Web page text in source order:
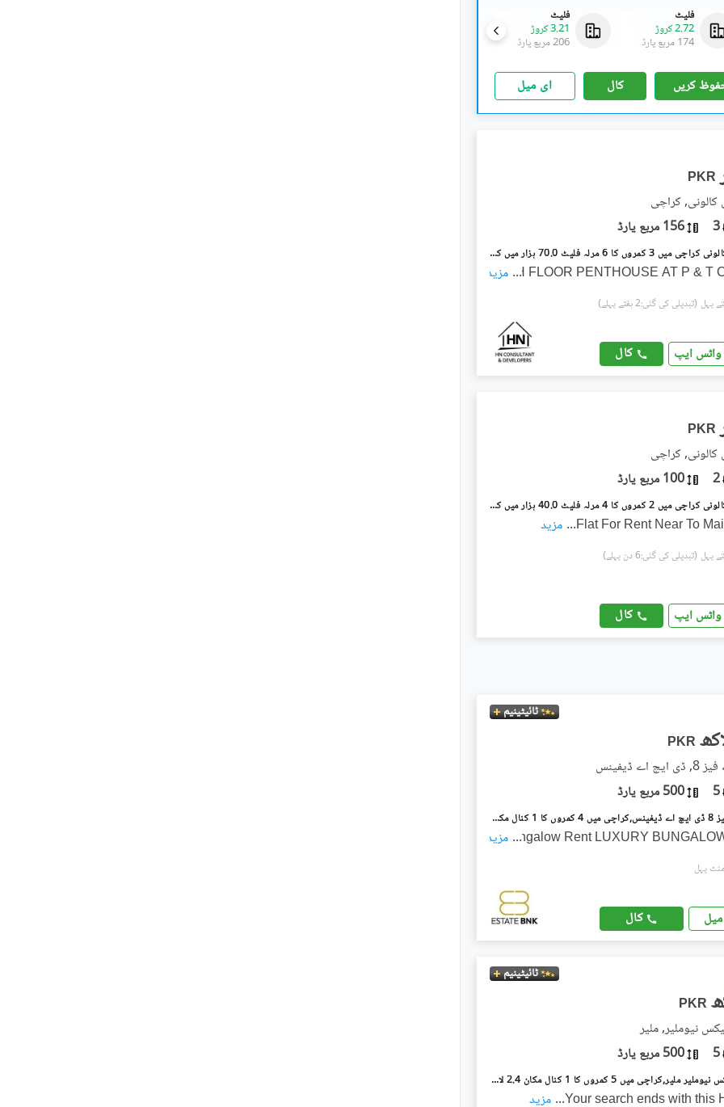
فلیٹ
3.21 کروڑ
206 مربع یارڈ
فلیٹ
2.72 کروڑ
174 مربع یارڈ
کریں کال ای میل
PKR
کالونی, کراچی
3 156 مربع یارڈ
پی اینڈ ٹی کالونی کراچی میں 3 کمروں کا 6 مرلہ فلیٹ 70.0 ہزار میں کرایہ پر دستیاب ہے۔
4TH FLOOR PENTHOUSE AT P & T
... مزید
(تبدیلی کی گئی:2 ہفتے پہلے)
واٹس ایپ کال
PKR
کالونی, کراچی
2 100 مربع یارڈ
پی اینڈ ٹی کالونی کراچی میں 2 کمروں کا 4 مرلہ فلیٹ 40.0 ہزار میں کرایہ پر دستیاب ہے۔
Flat For Rent Near To
... مزید
(تبدیلی کی گئی:6 دن پہلے)
واٹس ایپ کال
ٹائیٹینیم
PKR
ڈیفینس
5 500 مربع یارڈ
ڈی ایچ اے فیز 8 ڈی ایچ اے ڈیفینس,کراچی میں 4 کمروں کا 1 کنال مکان 6.75 لاکھ میں کرایہ پر دستیاب ہے۔
Bungalow Rent LUXURY
... مزید
کال
ٹائیٹینیم
PKR
نیوملیر, ملیر
5 500 مربع یارڈ
فالکن کمپلیکس نیوملیر ملیر,کراچی میں 5 کمروں کا 1 کنال مکان 2.4 لاکھ میں کرایہ پر دستیاب ہے۔
Your search ends with this
... مزید